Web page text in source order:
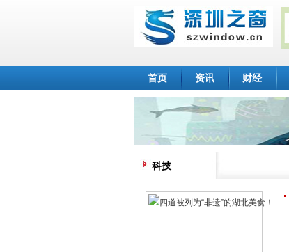
首页 资讯 财经
科技